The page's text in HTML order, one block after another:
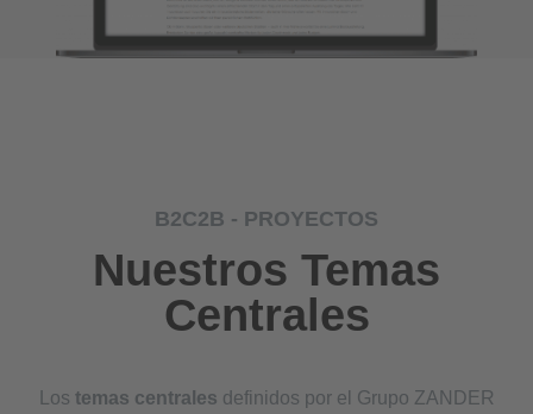
B2C2B - PROYECTOS
Nuestros Temas
Centrales
Los temas centrales definidos por el Grupo ZANDER